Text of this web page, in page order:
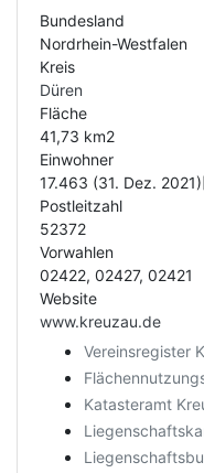
Bundesland
Nordrhein-Westfalen
Kreis
Düren
Fläche
41,73 km2
Einwohner
17.463 (31. Dez.
Postleitzahl
52372
Vorwahlen
02422, 02427, 02421
Website
www.kreuzau.de
Vereinsregister
Katasteramt